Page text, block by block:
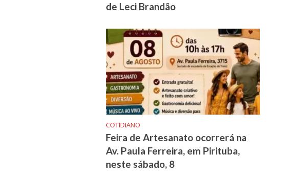
de Leci Brandão
COTIDIANO
Feira de Artesanato ocorrerá na
Av. Paula Ferreira, em Pirituba,
neste sábado, 8